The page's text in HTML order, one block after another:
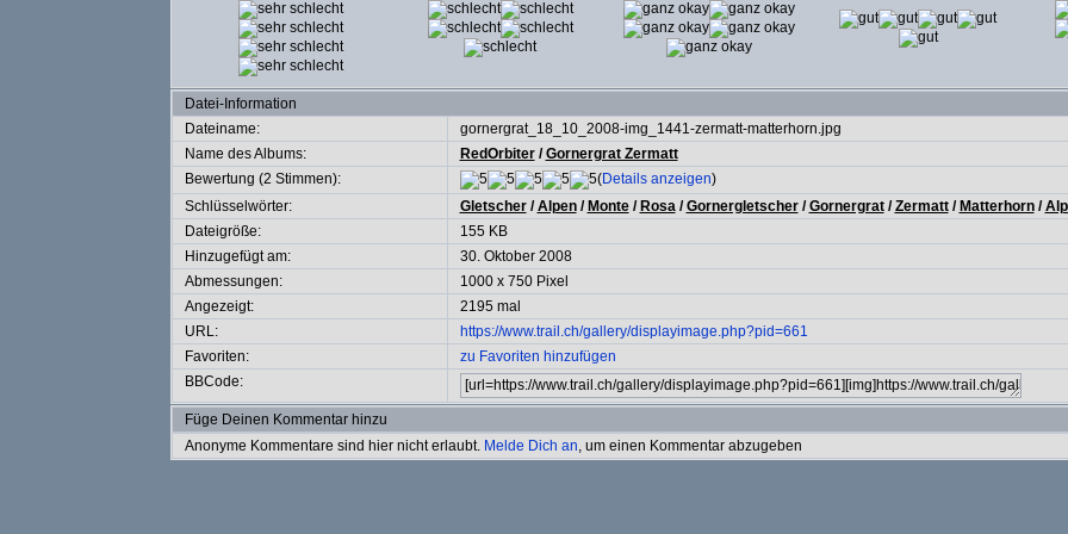
Datei-Information
Dateiname:
gornergrat_18_10_2008-img_1441-zermatt-matterhorn.jpg
Name des Albums:
RedOrbiter/Gornergrat Zermatt
Bewertung (2 Stimmen):
(Details anzeigen)
Schlüsselwörter:
Gletscher/Alpen/ Monte/ Rosa/Gornergletscher/Gornergrat/Zermatt/ Matterhorn/
Dateigröße:
155 KB
Hinzugefügt am:
30. Oktober 2008
Abmessungen:
1000 x 750 Pixel
Angezeigt:
2195 mal
URL:
https://www.trail.ch/gallery/displayimage.php?pid=661
Favoriten:
zu Favoriten hinzufügen
BBCode:
Füge Deinen Kommentar hinzu
Anonyme Kommentare sind hier nicht erlaubt. Melde Dich an, um einen Kommentar abzugeben